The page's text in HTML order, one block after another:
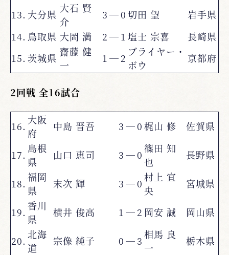
13. 大分県 大石 賢
介
3―0切田 望
岩手県
14. 鳥取県 大岡 満 2―1 塩士 宗喜
長崎県
15. 茨城県 齋藤 健
一
1 ―2 ブライヤー・
ボウ
京都府
2回戦 全16試合
16. 大阪
府
中島 晋吾 3―0梶山 修 佐賀県
17. 島根
県
山口 恵司 3―0篠田 知
也
長野県
18. 福岡
県
末次 輝 3―0村上 宜
央
宮城県
19. 香川
県
横井 俊高 1 ―2 岡安 誠 岡山県
20. 北海
道
宗像 純子 0―3相馬 良
一
栃木県